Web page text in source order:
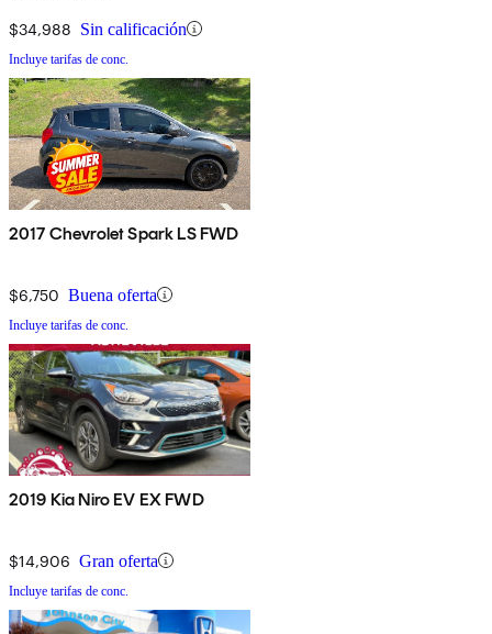
$34,988 Sin calificación
Incluye tarifas de conc.
2017 Chevrolet Spark LS FWD
$6,750 Buena oferta
Incluye tarifas de conc.
2019 Kia Niro EV EX FWD
$14,906 Gran oferta
Incluye tarifas de conc.